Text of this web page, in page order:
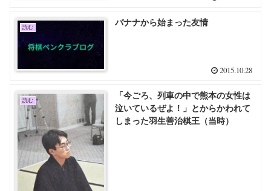
読む バナナから始まった友情
2015.10.28
読む
「今ごろ、列車の中で熊本の女性は
泣いているぜよ！」とからかわれて
しまった羽生善治棋王（当時）